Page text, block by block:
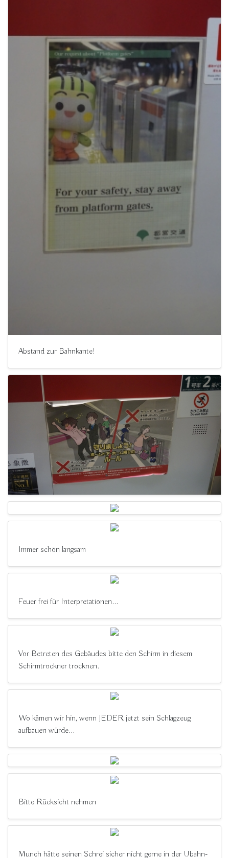
Abstand zur Bahnkante!
Immer schön langsam
Feuer frei für Interpretationen...
Vor Betreten des Gebäudes bitte den Schirm in diesem
Schirmtrockner trocknen.
Wo kämen wir hin, wenn JEDER jetzt sein Schlagzeug
aufbauen würde...
Bitte Rücksicht nehmen
Munch hätte seinen Schrei sicher nicht gerne in der Ubahn-